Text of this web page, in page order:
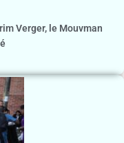
Verger, le Mouvman